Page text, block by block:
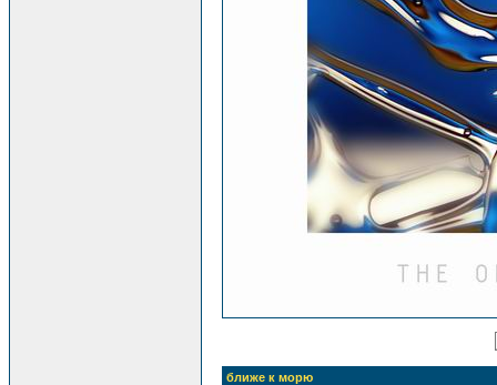
ближе к морю